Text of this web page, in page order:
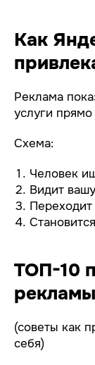
Как
Реклама
услуги прямо
Схема:
Человек
Видит
Переходит
ТОП-10
рекламы
(советы как
себя)